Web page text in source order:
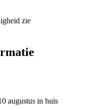
zie
augustus in huis